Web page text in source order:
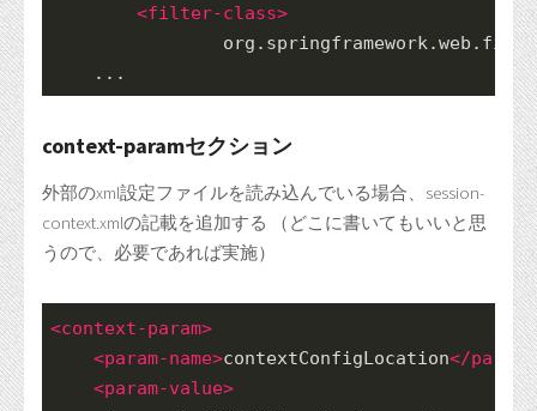
<filter-class>
    ...
context-paramセクション
外部のxml設定ファイルを読み込んでいる場合、session-
context.xmlの記載を追加する （どこに書いてもいいと思
うので、必要であれば実施）
<context-param>
<param-name>contextConfigLocation</param-
<param-value>